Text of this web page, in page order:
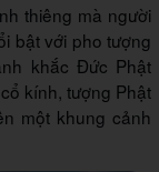
thiêng mà người
bật với pho tượng
khắc Đức Phật
kính, tượng Phật
một khung cảnh